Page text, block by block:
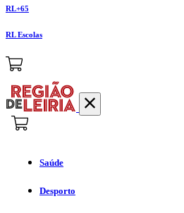
RL+65
RL Escolas
Saúde
Desporto